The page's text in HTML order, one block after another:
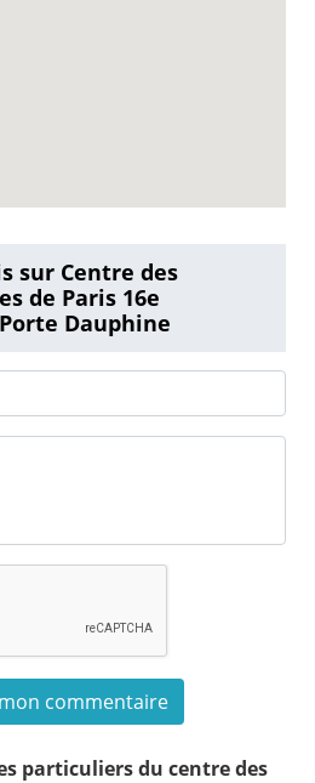
sur Centre des
de Paris 16e
Dauphine
particuliers du centre des